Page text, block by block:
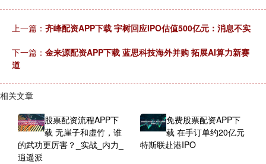
上一篇：齐峰配资APP下载 宇树回应IPO估值500亿元：消息不实
下一篇： 金来源配资APP下载 蓝思科技海外并购 拓展AI算力新赛
道
相关文章
股票配资流程APP下
载 无崖子和虚竹，谁
的武功更厉害？_实战_内力_
逍遥派
免费股票配资APP下
载 在手订单约20亿元
特斯联赴港IPO